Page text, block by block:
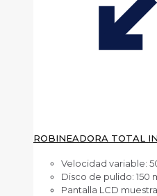
ROBINEADORA TOTAL
Velocidad variable:
Disco de pulido: 150
Pantalla LCD